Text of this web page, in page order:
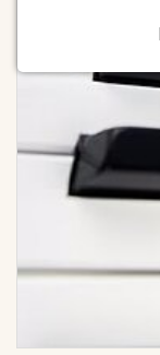
Funktionen
der